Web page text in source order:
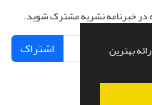
بهترین
در خبرنامه نشریه مشترک شوید.
اشتراک